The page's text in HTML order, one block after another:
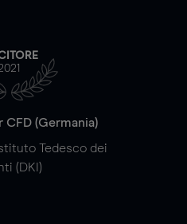
CFD (Germania)
Tedesco dei
(DKI)